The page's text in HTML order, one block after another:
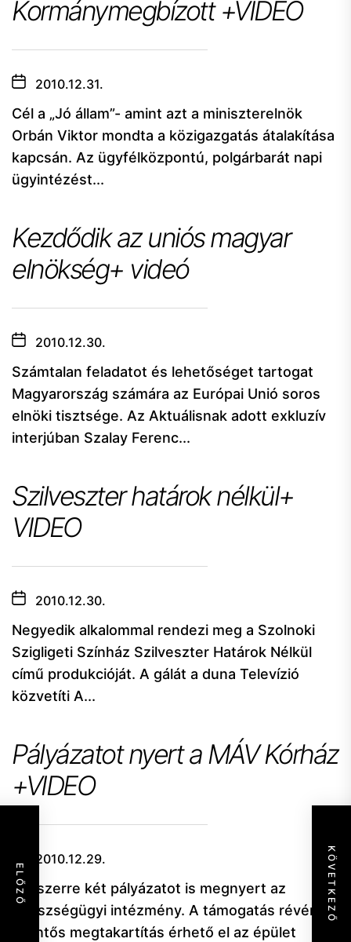
ELŐZŐ KÖVETKEZŐ
Kormánymegbízott +VIDEO
2010.12.31.
Cél a „Jó állam”- amint azt a miniszterelnök
Orbán Viktor mondta a közigazgatás átalakítása
kapcsán. Az ügyfélközpontú, polgárbarát napi
ügyintézést...
Kezdődik az uniós magyar
elnökség+ videó
2010.12.30.
Számtalan feladatot és lehetőséget tartogat
Magyarország számára az Európai Unió soros
elnöki tisztsége. Az Aktuálisnak adott exkluzív
interjúban Szalay Ferenc...
Szilveszter határok nélkül+
VIDEO
2010.12.30.
Negyedik alkalommal rendezi meg a Szolnoki
Szigligeti Színház Szilveszter Határok Nélkül
című produkcióját. A gálát a duna Televízió
közvetíti A...
Pályázatot nyert a MÁV Kórház
+VIDEO
2010.12.29.
Egyszerre két pályázatot is megnyert az
egészségügyi intézmény. A támogatás révén
jelentős megtakartítás érhető el az épület